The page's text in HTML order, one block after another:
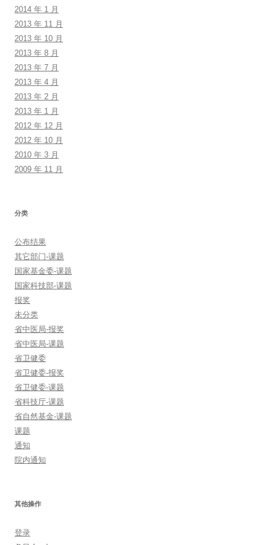
2014 年 1 月
2013 年 11 月
2013 年 10 月
2013 年 8 月
2013 年 7 月
2013 年 4 月
2013 年 2 月
2013 年 1 月
2012 年 12 月
2012 年 10 月
2010 年 3 月
2009 年 11 月
分类
公布结果
其它部门-课题
国家基金委-课题
国家科技部-课题
报奖
未分类
省中医局-报奖
省中医局-课题
省卫健委
省卫健委-报奖
省卫健委-课题
省科技厅-课题
省自然基金-课题
课题
通知
院内通知
其他操作
登录